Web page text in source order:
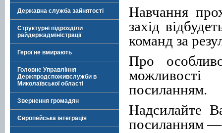
Державна служба зайнятості
Структурні підрозділи
райдержадміністрації
Герої не вмирають
Головне Управління
Держпродспоживслужби в
Миколаївської області
Звернення громадян
Європейська інтеграція
Навчання
захід
команд за
Про
посиланням.
Надсилайте
посиланням